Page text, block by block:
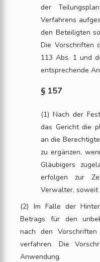
der
Verfahrens
den Beteiligten
Die Vorschriften
113 Abs. 1 und
entsprechende
§ 157
(1) Nach der
das Gericht die
an die
zu ergänzen,
Gläubigers
erfolgen zur
Verwalter, soweit
(2) Im Falle der
Betrags für den
nach den
verfahren. Die
Anwendung.